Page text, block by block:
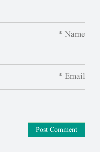
Name *
Email *
Post Comment